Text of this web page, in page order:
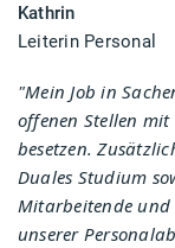
Kathrin
Leiterin Personal
"Mein Job in
offenen Stellen mit
besetzen.
Duales Studium
Mitarbeitende
unserer